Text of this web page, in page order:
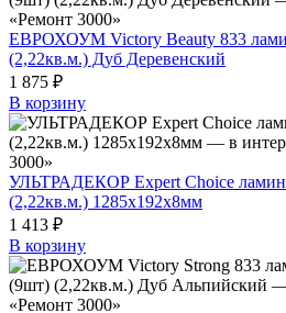
ЕВРОХОУМ Victory Beauty 833
(2,22кв.м.) Дуб Деревенский
1 875 ₽
В корзину
УЛЬТРАДЕКОР Expert Choice
(2,22кв.м.) 1285х192х8мм
1 413 ₽
В корзину